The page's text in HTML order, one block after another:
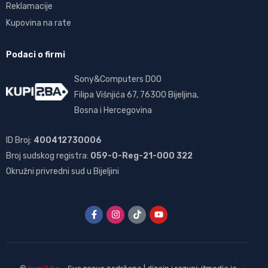
Reklamacije
Kupovina na rate
Podaci o firmi
Sony&Computers DOO
Filipa Višnjića 67, 76300 Bijeljina,
Bosna i Hercegovina
ID Broj: 400412730006
Broj sudskog registra: 059-0-Reg-21-000 322
Okružni privredni sud u Bijeljini